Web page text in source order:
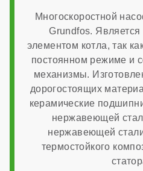
7
Многоскоростной
Grundfos.
элементом котла, так
постоянном режиме и
механизмы.
дорогостоящих
керамические
нержавеющей
нержавеющей
термостойкого